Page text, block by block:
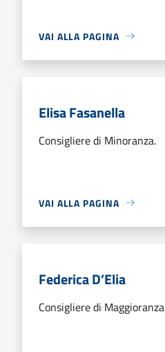
VAI ALLA PAGINA
Elisa Fasanella
Consigliere di Minoranza.
VAI ALLA PAGINA
Federica D’Elia
Consigliere di Maggioranza